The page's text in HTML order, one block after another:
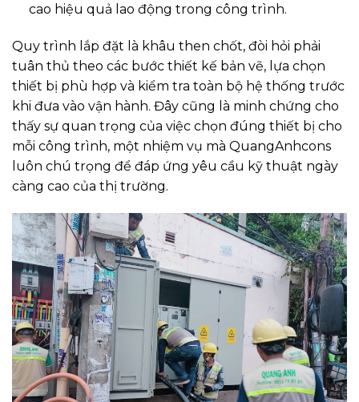
cao hiệu quả lao động trong công trình.
Quy trình lắp đặt là khâu then chốt, đòi hỏi phải
tuân thủ theo các bước thiết kế bản vẽ, lựa chọn
thiết bị phù hợp và kiểm tra toàn bộ hệ thống trước
khi đưa vào vận hành. Đây cũng là minh chứng cho
thấy sự quan trọng của việc chọn đúng thiết bị cho
mỗi công trình, một nhiệm vụ mà QuangAnhcons
luôn chú trọng để đáp ứng yêu cầu kỹ thuật ngày
càng cao của thị trường.